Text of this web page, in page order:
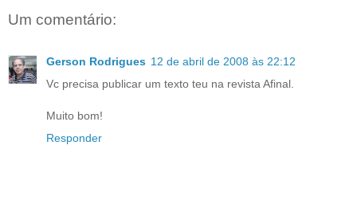
Um comentário:
Gerson Rodrigues 12 de abril de 2008 às 22:12
Vc precisa publicar um texto teu na revista Afinal.
Muito bom!
Responder